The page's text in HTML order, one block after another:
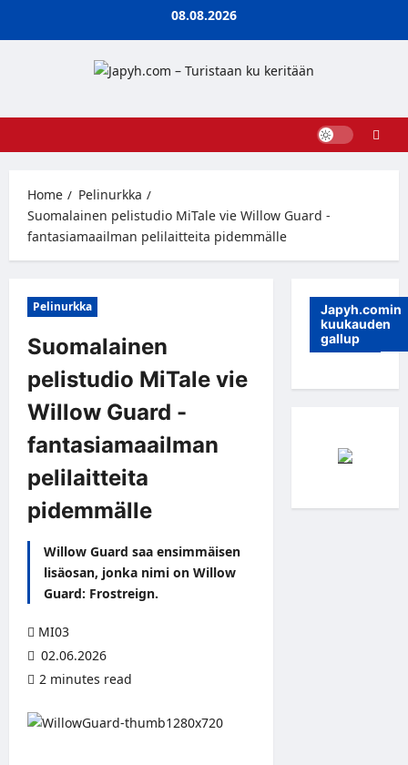
08.08.2026
Home
Pelinurkka
Suomalainen pelistudio MiTale vie Willow Guard -
fantasiamaailman pelilaitteita pidemmälle
Pelinurkka
Suomalainen
pelistudio MiTale vie
Willow Guard -
fantasiamaailman
pelilaitteita
pidemmälle
Willow Guard saa ensimmäisen
lisäosan, jonka nimi on Willow
Guard: Frostreign.
MI03
02.06.2026
2 minutes read
Japyh.comin
kuukauden
gallup